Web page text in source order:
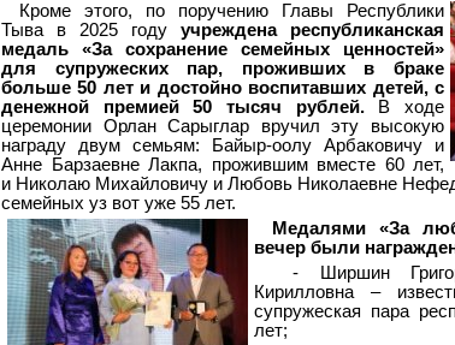
Кроме этого, по поручению Главы Республики
Тыва в 2025 году учреждена республиканская
медаль «За сохранение семейных ценностей»
для супружеских пар, проживших в браке
больше 50 лет и достойно воспитавших детей, с
денежной премией 50 тысяч рублей.В ходе
церемонии Орлан Сарыглар вручил эту высокую
награду двум семьям: Байыр-оолу Арбаковичу и
Анне Барзаевне Лакпа, прожившим вместе 60 лет,
и Николаю Михайловичу и Любовь Николаевне
семейных уз вот уже 55 лет.
Медалями «За
вечер были
- Ширшин
Кирилловна –
супружеская пара
лет;